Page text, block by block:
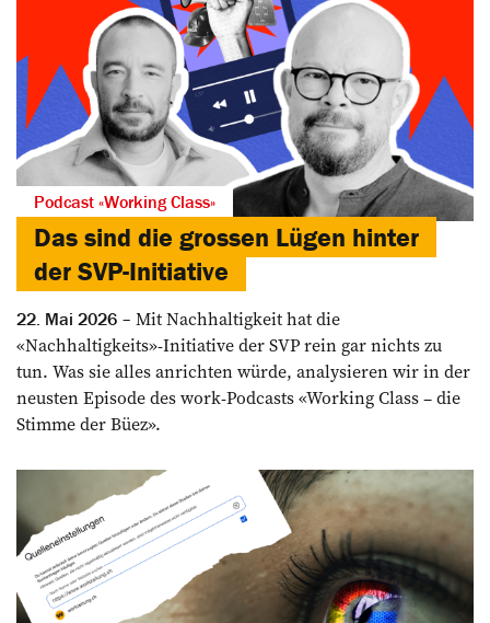
Podcast «Working Class»
Das sind die grossen Lügen hinter
der SVP-Initiative
22. Mai 2026
Mit Nachhaltigkeit hat die
«Nachhaltigkeits»-Initiative der SVP rein gar nichts zu
tun. Was sie alles anrichten würde, analysieren wir in der
neusten Episode des work-Podcasts «Working Class – die
Stimme der Büez».